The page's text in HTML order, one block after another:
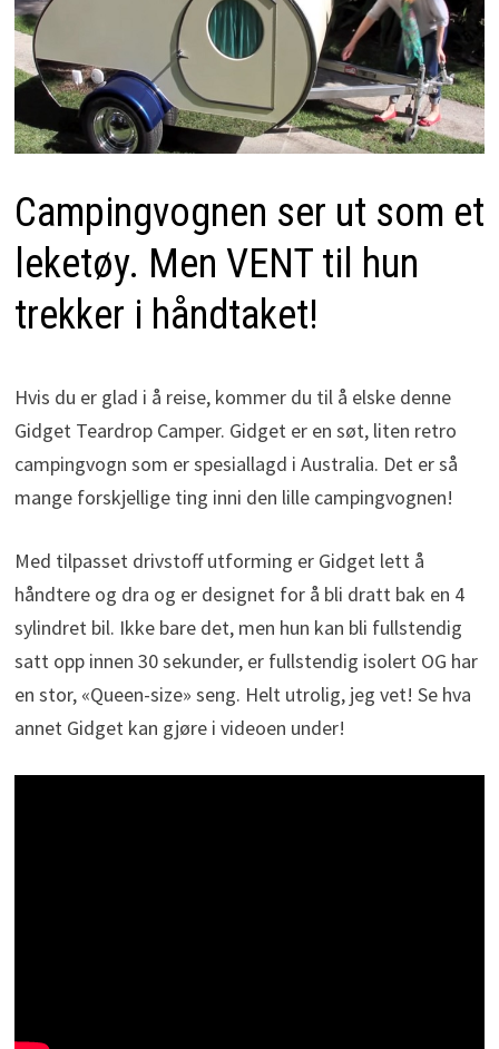
Campingvognen ser ut som et
leketøy. Men VENT til hun
trekker i håndtaket!
Hvis du er glad i å reise, kommer du til å elske denne
Gidget Teardrop Camper. Gidget er en søt, liten retro
campingvogn som er spesiallagd i Australia. Det er så
mange forskjellige ting inni den lille campingvognen!
Med tilpasset drivstoff utforming er Gidget lett å
håndtere og dra og er designet for å bli dratt bak en 4
sylindret bil. Ikke bare det, men hun kan bli fullstendig
satt opp innen 30 sekunder, er fullstendig isolert OG har
en stor, «Queen-size» seng. Helt utrolig, jeg vet! Se hva
annet Gidget kan gjøre i videoen under!